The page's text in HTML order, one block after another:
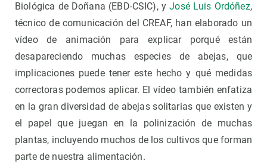
Biológica de Doñana (EBD-CSIC), yJosé Luis Ordóñez,
técnico de comunicación del CREAF, han elaborado un
vídeo de animación para explicar porqué están
desapareciendo muchas especies de abejas, que
implicaciones puede tener este hecho y qué medidas
correctoras podemos aplicar. El vídeo también enfatiza
en la gran diversidad de abejas solitarias que existen y
el papel que juegan en la polinización de muchas
plantas, incluyendo muchos de los cultivos que forman
parte de nuestra alimentación.